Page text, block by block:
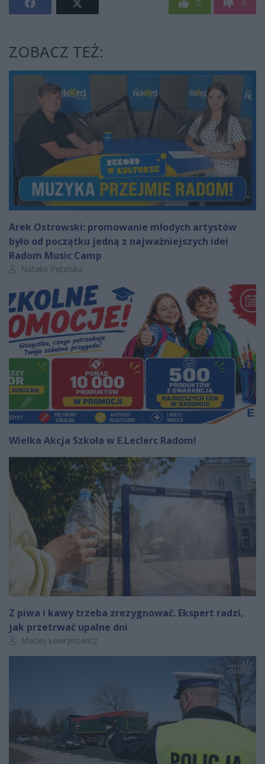
0 0
ZOBACZ TEŻ:
Arek Ostrowski: promowanie młodych artystów
było od początku jedną z najważniejszych idei
Radom Music Camp
Autor artykułu:
Natalia Pętelska
Wielka Akcja Szkoła w E.Leclerc Radom!
Z piwa i kawy trzeba zrezygnować. Ekspert radzi,
jak przetrwać upalne dni
Autor artykułu:
Maciej Ławrynowicz